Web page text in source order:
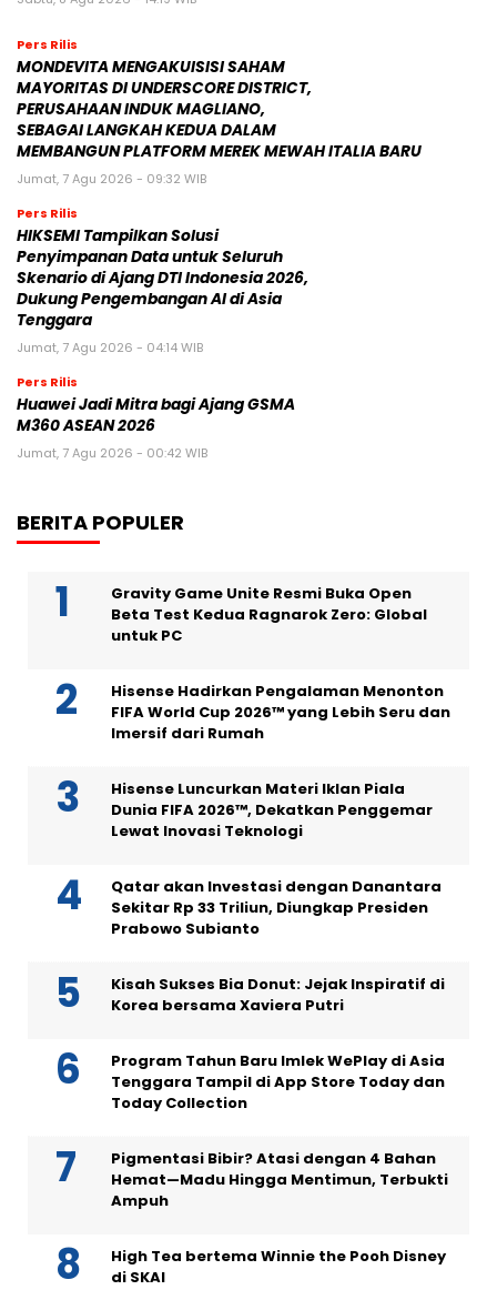
Pers Rilis
MONDEVITA MENGAKUISISI SAHAM
MAYORITAS DI UNDERSCORE DISTRICT,
PERUSAHAAN INDUK MAGLIANO,
SEBAGAI LANGKAH KEDUA DALAM
MEMBANGUN PLATFORM MEREK MEWAH ITALIA BARU
Jumat, 7 Agu 2026 - 09:32 WIB
Pers Rilis
HIKSEMI Tampilkan Solusi
Penyimpanan Data untuk Seluruh
Skenario di Ajang DTI Indonesia 2026,
Dukung Pengembangan AI di Asia
Tenggara
Jumat, 7 Agu 2026 - 04:14 WIB
Pers Rilis
Huawei Jadi Mitra bagi Ajang GSMA
M360 ASEAN 2026
Jumat, 7 Agu 2026 - 00:42 WIB
BERITA POPULER
Gravity Game Unite Resmi Buka Open
Beta Test Kedua Ragnarok Zero: Global
untuk PC
Hisense Hadirkan Pengalaman Menonton
FIFA World Cup 2026™ yang Lebih Seru dan
Imersif dari Rumah
Hisense Luncurkan Materi Iklan Piala
Dunia FIFA 2026™, Dekatkan Penggemar
Lewat Inovasi Teknologi
Qatar akan Investasi dengan Danantara
Sekitar Rp 33 Triliun, Diungkap Presiden
Prabowo Subianto
Kisah Sukses Bia Donut: Jejak Inspiratif di
Korea bersama Xaviera Putri
Program Tahun Baru Imlek WePlay di Asia
Tenggara Tampil di App Store Today dan
Today Collection
Pigmentasi Bibir? Atasi dengan 4 Bahan
Hemat—Madu Hingga Mentimun, Terbukti
Ampuh
High Tea bertema Winnie the Pooh Disney
di SKAI